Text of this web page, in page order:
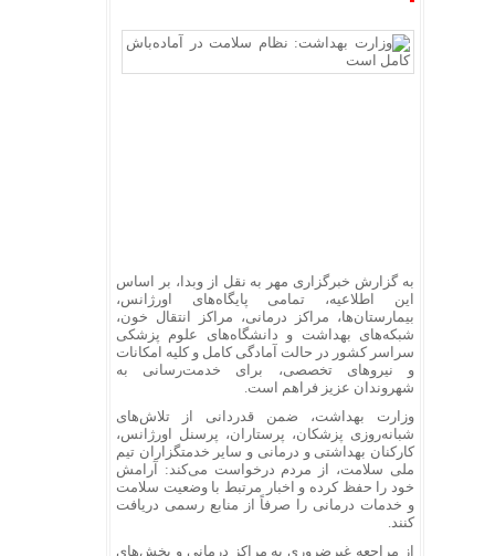
به گزارش خبرگزاری مهر به نقل از وبدا، بر اساس
این اطلاعیه، تمامی پایگاه‌های اورژانس،
بیمارستان‌ها، مراکز درمانی، مراکز انتقال خون،
شبکه‌های‌ بهداشت و دانشگاه‌های علوم پزشکی
سراسر کشور در حالت آمادگی کامل و کلیه امکانات
و نیروهای تخصصی، برای خدمت‌رسانی به
شهروندان عزیز فراهم است.
وزارت بهداشت، ضمن قدردانی از تلاش‌های
شبانه‌روزی پزشکان، پرستاران، پرسنل اورژانس،
کارکنان بهداشتی و درمانی و سایر خدمتگزاران تیم
ملی سلامت، از مردم درخواست می‌کند: آرامش
خود را حفظ کرده و اخبار مرتبط با وضعیت سلامت
و خدمات درمانی را صرفاً از منابع رسمی دریافت
کنند.
از مراجعه غیرضروری به مراکز درمانی و بخش‌های